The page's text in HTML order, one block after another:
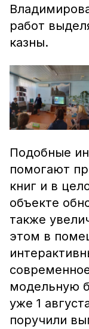
работ
казны.
Подобные
помогают
книг и в
объекте
также
этом в
модельную
уже 1
поручили